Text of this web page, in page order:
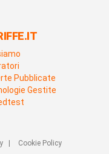
Pubblicate
Gestite
| Cookie Policy